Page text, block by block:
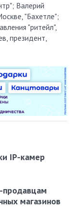
Валерий
"Бахетле";
"ритейл",
президент,
IP-камер
продавцам
магазинов